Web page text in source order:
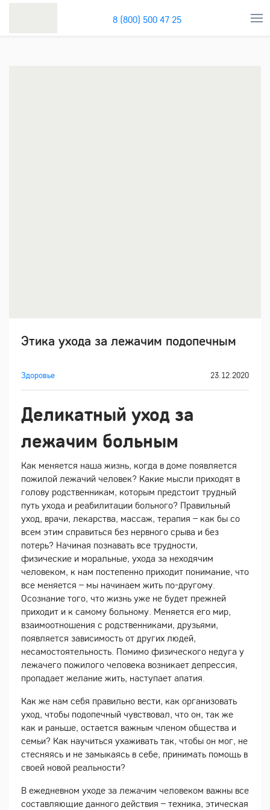
8 (800) 500 47 25
Этика ухода за лежачим подопечным
Здоровье 23.12.2020
Деликатный уход за
лежачим больным
Как меняется наша жизнь, когда в доме появляется
пожилой лежачий человек? Какие мысли приходят в
голову родственникам, которым предстоит трудный
путь ухода и реабилитации больного? Правильный
уход, врачи, лекарства, массаж, терапия – как бы со
всем этим справиться без нервного срыва и без
потерь? Начиная познавать все трудности,
физические и моральные, ухода за неходячим
человеком, к нам постепенно приходит понимание, что
все меняется – мы начинаем жить по-другому.
Осознание того, что жизнь уже не будет прежней
приходит и к самому больному. Меняется его мир,
взаимоотношения с родственниками, друзьями,
появляется зависимость от других людей,
несамостоятельность. Помимо физического недуга у
лежачего пожилого человека возникает депрессия,
пропадает желание жить, наступает апатия.
Как же нам себя правильно вести, как организовать
уход, чтобы подопечный чувствовал, что он, так же
как и раньше, остается важным членом общества и
семьи? Как научиться ухаживать так, чтобы он мог, не
стесняясь и не замыкаясь в себе, принимать помощь в
своей новой реальности?
В ежедневном уходе за лежачим человеком важны все
составляющие данного действия – техника, этическая